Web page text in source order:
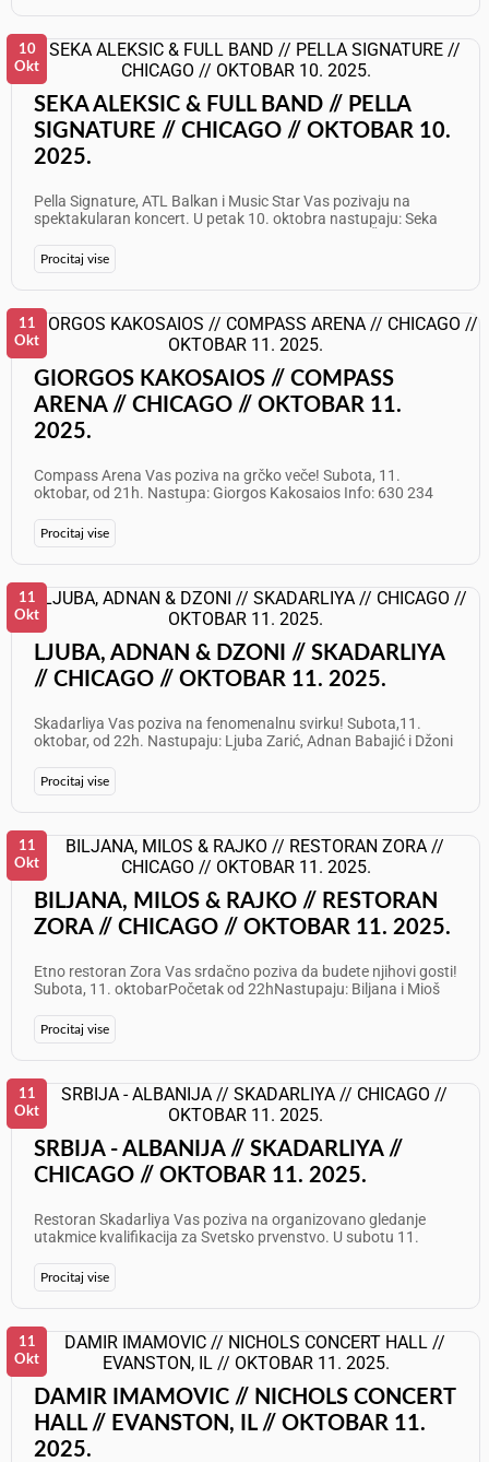
SEKA ALEKSIC & FULL BAND // PELLA
SIGNATURE // CHICAGO // OKTOBAR 10.
2025.
Pella Signature, ATL Balkan i Music Star Vas pozivaju na
spektakularan koncert. U petak 10. oktobra nastupaju: Seka
odličan provod!
Procitaj vise
10
Okt
GIORGOS KAKOSAIOS // COMPASS
ARENA // CHICAGO // OKTOBAR 11.
2025.
Compass Arena Vas poziva na grčko veče! Subota, 11.
oktobar, od 21h. Nastupa: Giorgos Kakosaios Info: 630 234
Procitaj vise
11
Okt
LJUBA, ADNAN & DZONI // SKADARLIYA
// CHICAGO // OKTOBAR 11. 2025.
Skadarliya Vas poziva na fenomenalnu svirku! Subota,11.
oktobar, od 22h. Nastupaju: Ljuba Zarić, Adnan Babajić i Džoni
Procitaj vise
11
Okt
BILJANA, MILOS & RAJKO // RESTORAN
ZORA // CHICAGO // OKTOBAR 11. 2025.
Etno restoran Zora Vas srdačno poziva da budete njihovi gosti!
Subota, 11. oktobarPočetak od 22hNastupaju: Biljana i Mioš
dobra atmosfera i odličan provod u pravom etno duhu! Info i
rezervacije: 773 625 7087 Dobrodošli na veče puno muzike,
druženja i veselja u Etno restoranu Zora!
Procitaj vise
11
Okt
SRBIJA - ALBANIJA // SKADARLIYA //
CHICAGO // OKTOBAR 11. 2025.
Restoran Skadarliya Vas poziva na organizovano gledanje
utakmice kvalifikacija za Svetsko prvenstvo. U subotu 11.
naručenu picu besplatno pivo Info: 708 905 5919 Želimo Vam
odličan sportski provod!
Procitaj vise
11
Okt
DAMIR IMAMOVIC // NICHOLS CONCERT
HALL // EVANSTON, IL // OKTOBAR 11.
2025.
11
Okt